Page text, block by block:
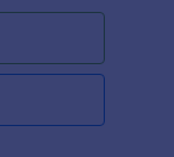
nakit